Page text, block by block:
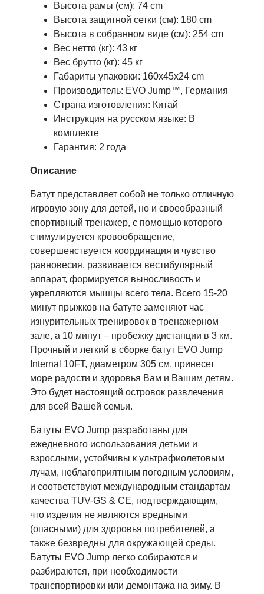
Высота рамы (см): 74 cm
Высота защитной сетки (см): 180 cm
Высота в собранном виде (см): 254 cm
Вес нетто (кг): 43 кг
Вес брутто (кг): 45 кг
Габариты упаковки: 160x45x24 cm
Производитель: EVO Jump™, Германия
Страна изготовления: Китай
Инструкция на русском языке: В
комплекте
Гарантия: 2 года
Описание
Батут представляет собой не только отличную
игровую зону для детей, но и своеобразный
спортивный тренажер, с помощью которого
стимулируется кровообращение,
совершенствуется координация и чувство
равновесия, развивается вестибулярный
аппарат, формируется выносливость и
укрепляются мышцы всего тела. Всего 15-20
минут прыжков на батуте заменяют час
изнурительных тренировок в тренажерном
зале, а 10 минут – пробежку дистанции в 3 км.
Прочный и легкий в сборке батут EVO Jump
Internal 10FT, диаметром 305 см, принесет
море радости и здоровья Вам и Вашим детям.
Это будет настоящий островок развлечения
для всей Вашей семьи.
Батуты EVO Jump разработаны для
ежедневного использования детьми и
взрослыми, устойчивы к ультрафиолетовым
лучам, неблагоприятным погодным условиям,
и соответствуют международным стандартам
качества TUV-GS & CE, подтверждающим,
что изделия не являются вредными
(опасными) для здоровья потребителей, а
также безвредны для окружающей среды.
Батуты EVO Jump легко собираются и
разбираются, при необходимости
транспортировки или демонтажа на зиму. В